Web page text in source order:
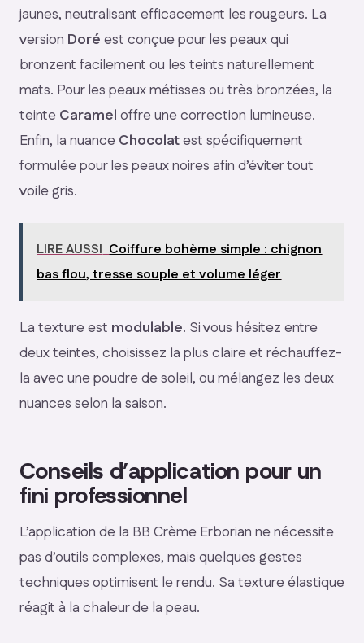
jaunes, neutralisant efficacement les rougeurs. La
version Doré est conçue pour les peaux qui
bronzent facilement ou les teints naturellement
mats. Pour les peaux métisses ou très bronzées, la
teinte Caramel offre une correction lumineuse.
Enfin, la nuance Chocolatest spécifiquement
formulée pour les peaux noires afin d’éviter tout
voile gris.
LIRE AUSSI Coiffure bohème simple : chignon
bas flou, tresse souple et volume léger
La texture est modulable. Si vous hésitez entre
deux teintes, choisissez la plus claire et réchauffez-
la avec une poudre de soleil, ou mélangez les deux
nuances selon la saison.
Conseils d’application pour un
fini professionnel
L’application de la BB Crème Erborian ne nécessite
pas d’outils complexes, mais quelques gestes
techniques optimisent le rendu. Sa texture élastique
réagit à la chaleur de la peau.